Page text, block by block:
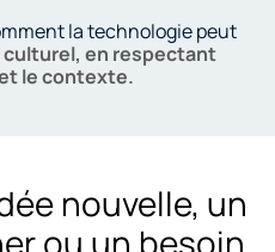
Un projet qui démontre comment la technologie peut
en respectant
le contexte.
nouvelle, un
ou un besoin